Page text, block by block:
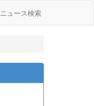
ニュース検索